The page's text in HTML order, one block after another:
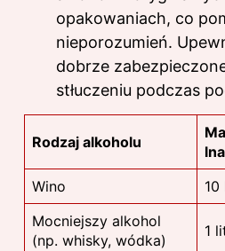
opakowaniach, co
nieporozumień.
dobrze
stłuczeniu podczas
Rodzaj alkoholu
Wino
Mocniejszy alkohol
(np. whisky, wódka)
1